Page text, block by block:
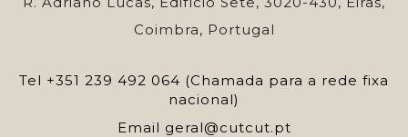
Coimbra, Portugal
Tel +351 239 492 064 (Chamada para a rede fixa
nacional)
Email geral@cutcut.pt